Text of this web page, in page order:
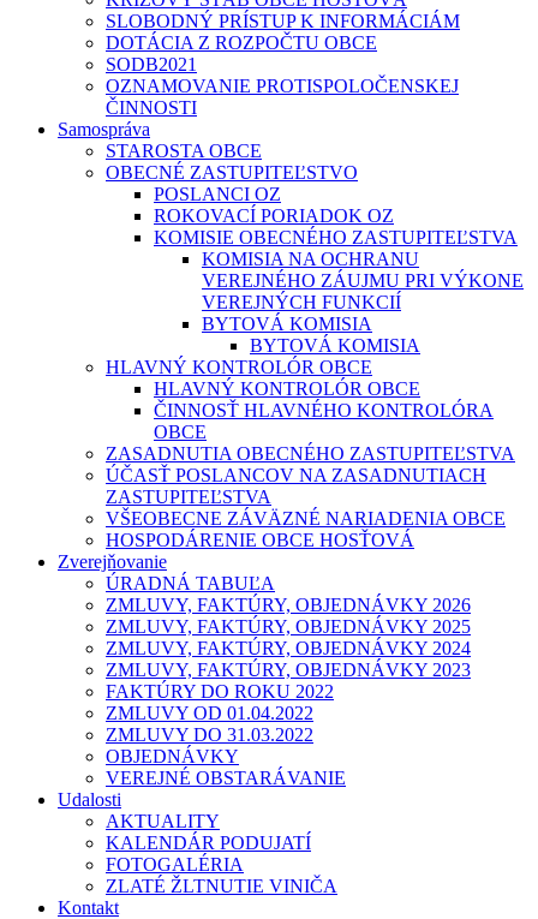
SLOBODNÝ PRÍSTUP K INFORMÁCIÁM
DOTÁCIA Z ROZPOČTU OBCE
SODB2021
OZNAMOVANIE PROTISPOLOČENSKEJ
ČINNOSTI
Samospráva
STAROSTA OBCE
OBECNÉ ZASTUPITEĽSTVO
POSLANCI OZ
ROKOVACÍ PORIADOK OZ
KOMISIE OBECNÉHO ZASTUPITEĽSTVA
KOMISIA NA OCHRANU
VEREJNÉHO ZÁUJMU PRI VÝKONE
VEREJNÝCH FUNKCIÍ
BYTOVÁ KOMISIA
BYTOVÁ KOMISIA
HLAVNÝ KONTROLÓR OBCE
HLAVNÝ KONTROLÓR OBCE
ČINNOSŤ HLAVNÉHO KONTROLÓRA
OBCE
ZASADNUTIA OBECNÉHO ZASTUPITEĽSTVA
ÚČASŤ POSLANCOV NA ZASADNUTIACH
ZASTUPITEĽSTVA
VŠEOBECNE ZÁVÄZNÉ NARIADENIA OBCE
HOSPODÁRENIE OBCE HOSŤOVÁ
Zverejňovanie
ÚRADNÁ TABUĽA
ZMLUVY, FAKTÚRY, OBJEDNÁVKY 2026
ZMLUVY, FAKTÚRY, OBJEDNÁVKY 2025
ZMLUVY, FAKTÚRY, OBJEDNÁVKY 2024
ZMLUVY, FAKTÚRY, OBJEDNÁVKY 2023
FAKTÚRY DO ROKU 2022
ZMLUVY OD 01.04.2022
ZMLUVY DO 31.03.2022
OBJEDNÁVKY
VEREJNÉ OBSTARÁVANIE
Udalosti
AKTUALITY
KALENDÁR PODUJATÍ
FOTOGALÉRIA
ZLATÉ ŽLTNUTIE VINIČA
Kontakt